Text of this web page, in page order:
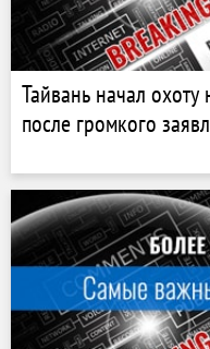
Тайвань начал
после громкого